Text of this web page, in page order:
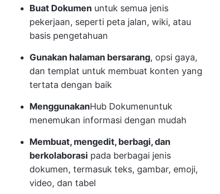
Buat Dokumen untuk semua jenis
pekerjaan, seperti peta jalan, wiki, atau
basis pengetahuan
Gunakan halaman bersarang, opsi gaya,
dan templat untuk membuat konten yang
tertata dengan baik
MenggunakanHub Dokumenuntuk
menemukan informasi dengan mudah
Membuat, mengedit, berbagi, dan
berkolaborasi pada berbagai jenis
dokumen, termasuk teks, gambar, emoji,
video, dan tabel